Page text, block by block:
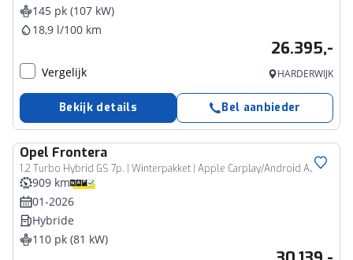
145 pk (107 kW)
18,9 l/100 km
26.395,-
Vergelijk HARDERWIJK
Bekijk details Bel aanbieder
Opel Frontera
1.2 Turbo Hybrid GS 7p. | Winterpakket | Apple Carplay/Android Auto
909 km
01-2026
Hybride
110 pk (81 kW)